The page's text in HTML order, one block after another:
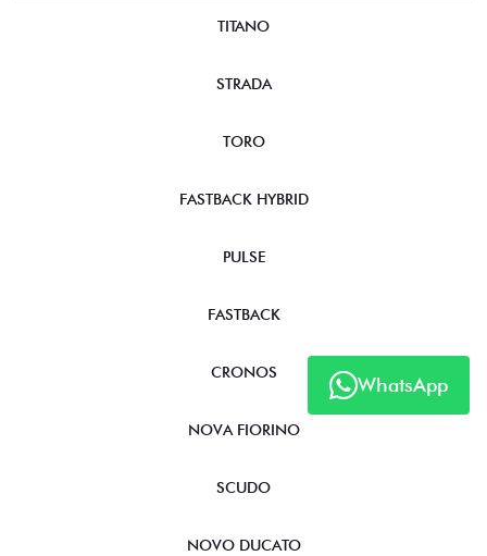
WhatsApp
TITANO
STRADA
TORO
FASTBACK HYBRID
PULSE
FASTBACK
CRONOS
NOVA FIORINO
SCUDO
NOVO DUCATO